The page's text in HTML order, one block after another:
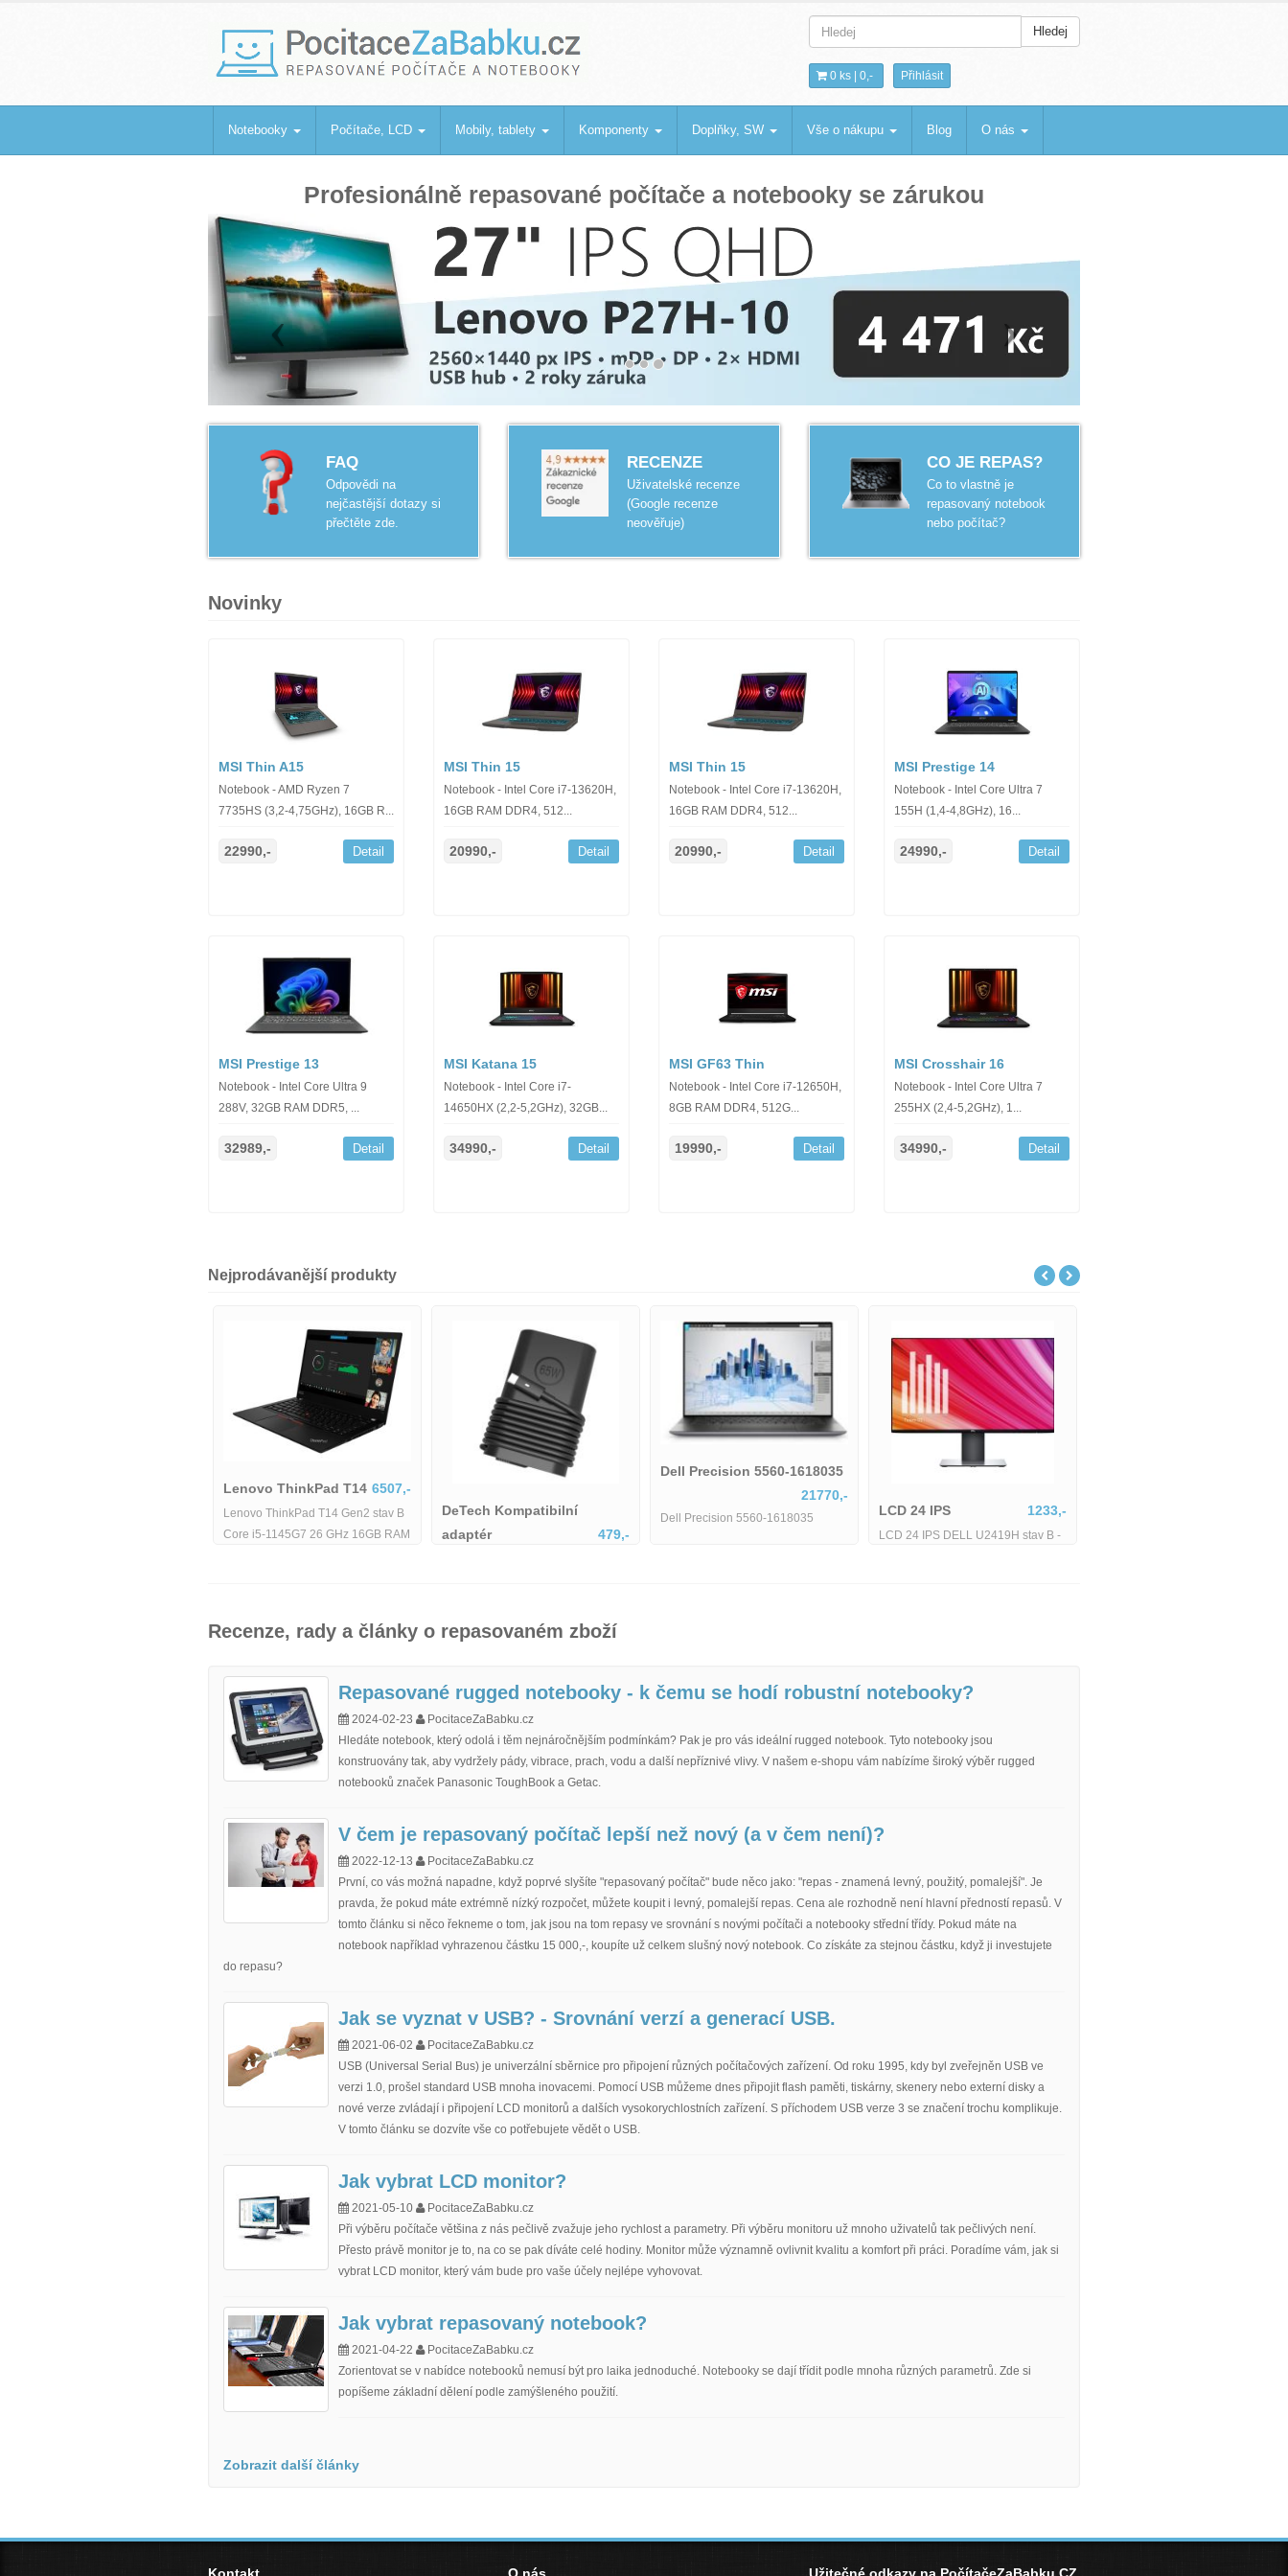
PocitaceZaBabku.cz
Repasované počítače a notebooky
Hledej
0 ks | 0,- Přihlásit
Notebooky Počítače, LCD Mobily, tablety Komponenty Doplňky, SW Vše o nákupu Blog O nás
Profesionálně repasované počítače a notebooky se zárukou
FAQ
Odpovědi na
nejčastější dotazy si
přečtěte zde.
RECENZE
Uživatelské recenze
(Google recenze
neověřuje)
CO JE REPAS?
Co to vlastně je
repasovaný notebook
nebo počítač?
Novinky
MSI Thin A15
Notebook - AMD Ryzen 7
7735HS (3,2-4,75GHz), 16GB R...
22990,- Detail
MSI Thin 15
Notebook - Intel Core i7-13620H,
16GB RAM DDR4, 512...
20990,- Detail
MSI Thin 15
Notebook - Intel Core i7-13620H,
16GB RAM DDR4, 512...
20990,- Detail
MSI Prestige 14
Notebook - Intel Core Ultra 7
155H (1,4-4,8GHz), 16...
24990,- Detail
MSI Prestige 13
Notebook - Intel Core Ultra 9
288V, 32GB RAM DDR5, ...
32989,- Detail
MSI Katana 15
Notebook - Intel Core i7-
14650HX (2,2-5,2GHz), 32GB...
34990,- Detail
MSI GF63 Thin
Notebook - Intel Core i7-12650H,
8GB RAM DDR4, 512G...
19990,- Detail
MSI Crosshair 16
Notebook - Intel Core Ultra 7
255HX (2,4-5,2GHz), 1...
34990,- Detail
Nejprodávanější produkty
Lenovo ThinkPad T14 6507,-
Lenovo ThinkPad T14 Gen2 stav B
Core i5-1145G7 26 GHz 16GB RAM
DeTech Kompatibilní
adaptér
479,-
Dell Precision 5560-1618035
21770,-
Dell Precision 5560-1618035
LCD 24 IPS 1233,-
LCD 24 IPS DELL U2419H stav B -
Recenze, rady a články o repasovaném zboží
Repasované rugged notebooky - k čemu se hodí robustní notebooky?
2024-02-23
PocitaceZaBabku.cz
Hledáte notebook, který odolá i těm nejnáročnějším podmínkám? Pak je pro vás ideální rugged notebook. Tyto notebooky jsou
konstruovány tak, aby vydržely pády, vibrace, prach, vodu a další nepříznivé vlivy. V našem e-shopu vám nabízíme široký výběr rugged
notebooků značek Panasonic ToughBook a Getac.
V čem je repasovaný počítač lepší než nový (a v čem není)?
2022-12-13
PocitaceZaBabku.cz
První, co vás možná napadne, když poprvé slyšíte "repasovaný počítač" bude něco jako: "repas - znamená levný, použitý, pomalejší". Je
pravda, že pokud máte extrémně nízký rozpočet, můžete koupit i levný, pomalejší repas. Cena ale rozhodně není hlavní předností repasů. V
tomto článku si něco řekneme o tom, jak jsou na tom repasy ve srovnání s novými počítači a notebooky střední třídy. Pokud máte na
notebook například vyhrazenou částku 15 000,-, koupíte už celkem slušný nový notebook. Co získáte za stejnou částku, když ji investujete
do repasu?
Jak se vyznat v USB? - Srovnání verzí a generací USB.
2021-06-02
PocitaceZaBabku.cz
USB (Universal Serial Bus) je univerzální sběrnice pro připojení různých počítačových zařízení. Od roku 1995, kdy byl zveřejněn USB ve
verzi 1.0, prošel standard USB mnoha inovacemi. Pomocí USB můžeme dnes připojit flash paměti, tiskárny, skenery nebo externí disky a
nové verze zvládají i připojení LCD monitorů a dalších vysokorychlostních zařízení. S příchodem USB verze 3 se značení trochu komplikuje.
V tomto článku se dozvíte vše co potřebujete vědět o USB.
Jak vybrat LCD monitor?
2021-05-10
PocitaceZaBabku.cz
Při výběru počítače většina z nás pečlivě zvažuje jeho rychlost a parametry. Při výběru monitoru už mnoho uživatelů tak pečlivých není.
Přesto právě monitor je to, na co se pak díváte celé hodiny. Monitor může významně ovlivnit kvalitu a komfort při práci. Poradíme vám, jak si
vybrat LCD monitor, který vám bude pro vaše účely nejlépe vyhovovat.
Jak vybrat repasovaný notebook?
2021-04-22
PocitaceZaBabku.cz
Zorientovat se v nabídce notebooků nemusí být pro laika jednoduché. Notebooky se dají třídit podle mnoha různých parametrů. Zde si
popíšeme základní dělení podle zamýšleného použití.
Zobrazit další články